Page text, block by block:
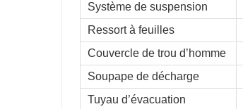
Système de suspension
Ressort à feuilles
Couvercle de trou d’homme
Soupape de décharge
Tuyau d’évacuation